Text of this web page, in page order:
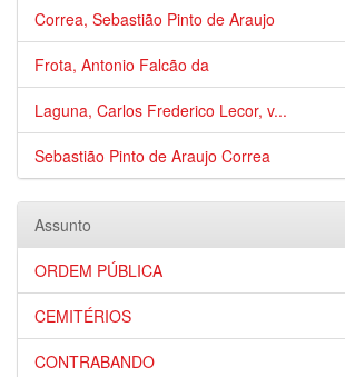
Correa, Sebastião Pinto de Araujo
Frota, Antonio Falcão da
Laguna, Carlos Frederico Lecor, v...
Sebastião Pinto de Araujo Correa
Assunto
ORDEM PÚBLICA
CEMITÉRIOS
CONTRABANDO